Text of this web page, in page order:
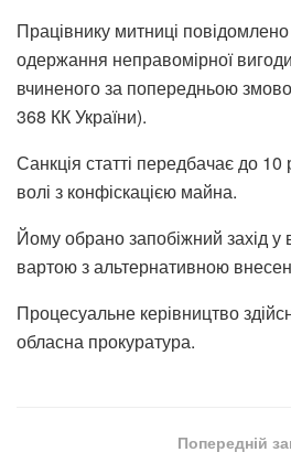
Працівнику митниці
одержання неправомірної
вчиненого за попередньою
368 КК України).
Санкція статті передбачає до 10
волі з конфіскацією майна.
Йому обрано запобіжний захід у
вартою з альтернативною
Процесуальне керівництво
обласна прокуратура.
Попередній